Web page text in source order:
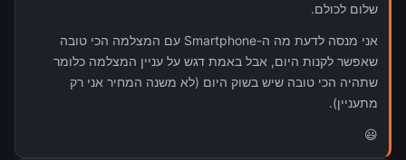
שלום לכולם.
אני מנסה לדעת מה ה-Smartphone עם המצלמה הכי טובה
שאפשר לקנות היום, אבל באמת דגש על עניין המצלמה כלומר
שתהיה הכי טובה שיש בשוק היום (לא משנה המחיר אני רק
מתעניין).
😃